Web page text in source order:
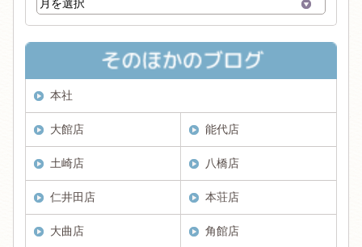
本社
大館店 能代店
土崎店 八橋店
仁井田店 本荘店
大曲店 角館店